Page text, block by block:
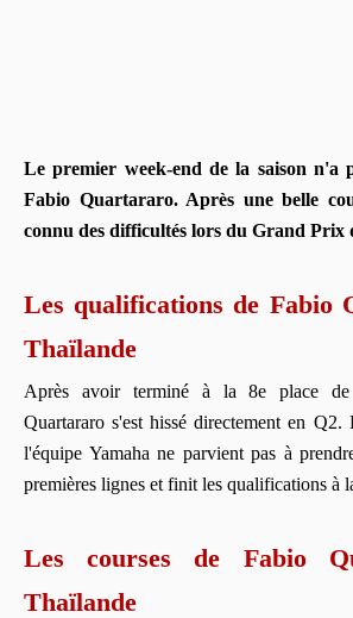
Le premier week-end de la saison n'a
Fabio Quartararo. Après une belle
connu des difficultés lors du Grand Prix
Les qualifications de Fabio
Thaïlande
Après avoir terminé à la 8e place
Quartararo s'est hissé directement en
l'équipe Yamaha ne parvient pas à
premières lignes et finit les qualifications à
Les courses de Fabio
Thaïlande